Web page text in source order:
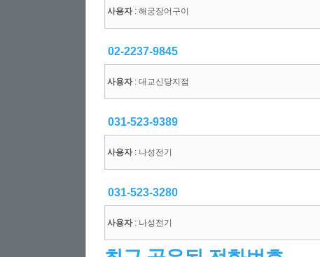
사용자: 해궁장어구이
02-2237-9845
사용자: 대교신당지점
031-523-9389
사용자: 나성전기
031-523-3280
사용자: 나성전기